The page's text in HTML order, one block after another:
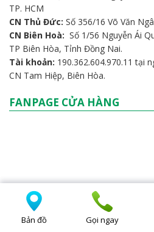
Bản đồ Gọi ngay
TP. HCM
CN Thủ Đức: Số 356/16 Võ Văn
CN Biên Hoà: Số 1/56 Nguyễn Ái
TP Biên Hòa, Tỉnh Đồng Nai.
Tài khoản: 190.362.604.970.11 tại
CN Tam Hiệp, Biên Hòa.
FANPAGE CỬA HÀNG